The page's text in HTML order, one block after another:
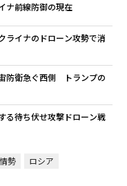
ナ前線防御の現在
イナのドローン攻勢で消
防衛急ぐ西側 トランプの
る待ち伏せ攻撃ドローン戦
勢
ロシア